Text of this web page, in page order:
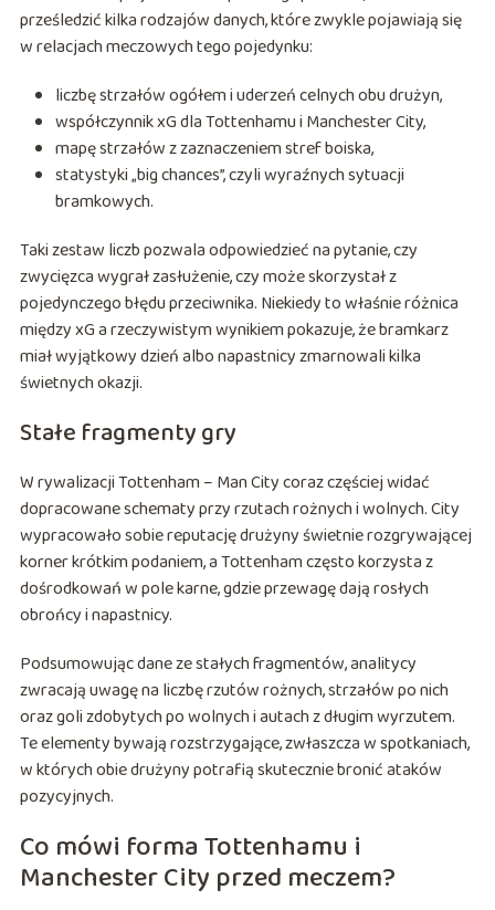
prześledzić kilka rodzajów danych, które zwykle pojawiają się
w relacjach meczowych tego pojedynku:
liczbę strzałów ogółem i uderzeń celnych obu drużyn,
współczynnik xG dla Tottenhamu i Manchester City,
mapę strzałów z zaznaczeniem stref boiska,
statystyki „big chances”, czyli wyraźnych sytuacji
bramkowych.
Taki zestaw liczb pozwala odpowiedzieć na pytanie, czy
zwycięzca wygrał zasłużenie, czy może skorzystał z
pojedynczego błędu przeciwnika. Niekiedy to właśnie różnica
między xG a rzeczywistym wynikiem pokazuje, że bramkarz
miał wyjątkowy dzień albo napastnicy zmarnowali kilka
świetnych okazji.
Stałe fragmenty gry
W rywalizacji Tottenham – Man City coraz częściej widać
dopracowane schematy przy rzutach rożnych i wolnych. City
wypracowało sobie reputację drużyny świetnie rozgrywającej
korner krótkim podaniem, a Tottenham często korzysta z
dośrodkowań w pole karne, gdzie przewagę dają rosłych
obrońcy i napastnicy.
Podsumowując dane ze stałych fragmentów, analitycy
zwracają uwagę na liczbę rzutów rożnych, strzałów po nich
oraz goli zdobytych po wolnych i autach z długim wyrzutem.
Te elementy bywają rozstrzygające, zwłaszcza w spotkaniach,
w których obie drużyny potrafią skutecznie bronić ataków
pozycyjnych.
Co mówi forma Tottenhamu i
Manchester City przed meczem?